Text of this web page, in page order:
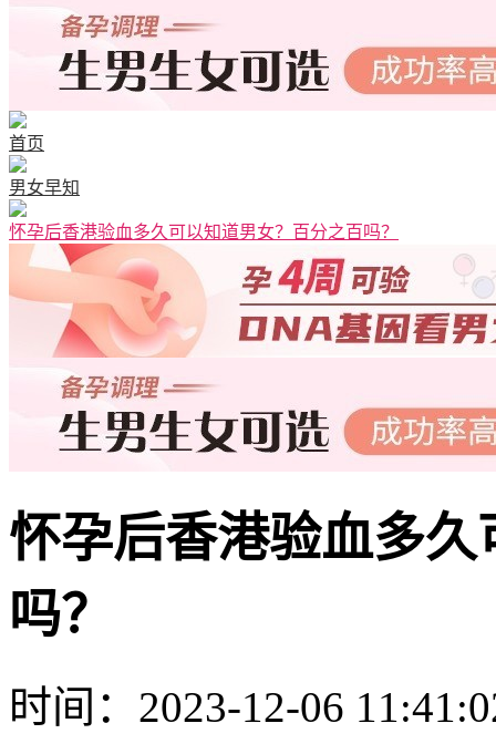
首页
男女早知
怀孕后香港验血多久可以知道男女？百分之百吗？
怀孕后香港验血多
吗？
时间：2023-12-06